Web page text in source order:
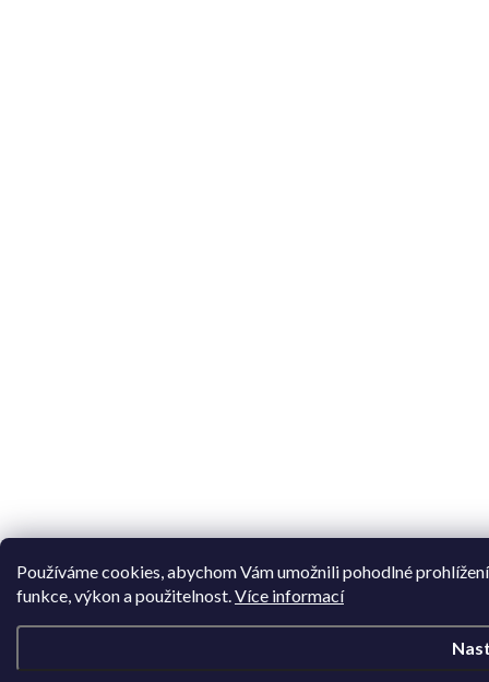
Používáme cookies, abychom Vám umožnili pohodlné
funkce, výkon a použitelnost.Více informací